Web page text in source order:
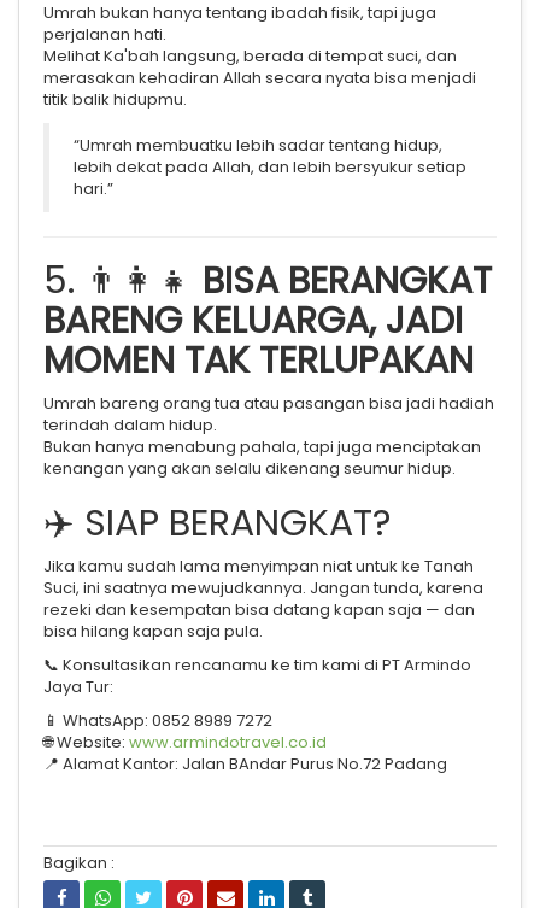
Umrah bukan hanya tentang ibadah fisik, tapi juga
perjalanan hati.
Melihat Ka'bah langsung, berada di tempat suci, dan
merasakan kehadiran Allah secara nyata bisa menjadi
titik balik hidupmu.
“Umrah membuatku lebih sadar tentang hidup,
lebih dekat pada Allah, dan lebih bersyukur setiap
hari.”
5. 👨‍👩‍👧 BISA BERANGKAT
BARENG KELUARGA, JADI
MOMEN TAK TERLUPAKAN
Umrah bareng orang tua atau pasangan bisa jadi hadiah
terindah dalam hidup.
Bukan hanya menabung pahala, tapi juga menciptakan
kenangan yang akan selalu dikenang seumur hidup.
✈️ SIAP BERANGKAT?
Jika kamu sudah lama menyimpan niat untuk ke Tanah
Suci, ini saatnya mewujudkannya. Jangan tunda, karena
rezeki dan kesempatan bisa datang kapan saja — dan
bisa hilang kapan saja pula.
📞 Konsultasikan rencanamu ke tim kami di PT Armindo
Jaya Tur:
📱 WhatsApp: 0852 8989 7272
🌐 Website: www.armindotravel.co.id
📍 Alamat Kantor: Jalan BAndar Purus No.72 Padang
Bagikan :